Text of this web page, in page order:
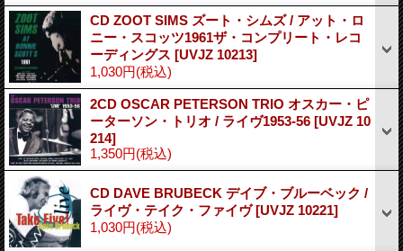
CD ZOOT SIMS ズート・シムズ / アット・ロ
ニー・スコッツ1961ザ・コンプリート・レコ
ーディングス [UVJZ 10213]
1,030円(税込)
2CD OSCAR PETERSON TRIO オスカー・ピ
ーターソン・トリオ / ライヴ1953-56 [UVJZ 10
214]
1,350円(税込)
CD DAVE BRUBECK デイブ・ブルーベック /
ライヴ・テイク・ファイヴ[UVJZ 10221]
1,030円(税込)